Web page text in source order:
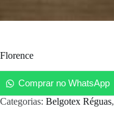
Florence
Comprar no WhatsApp
Categorias: Belgotex Réguas,